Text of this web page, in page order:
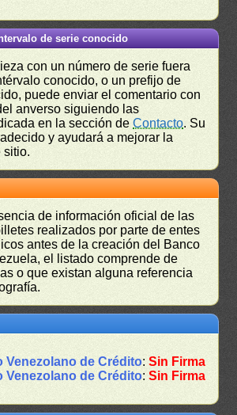
de serie conocido
con un número de serie fuera
conocido, o un prefijo de
puede enviar el comentario con
anverso siguiendo las
en la sección deContacto. Su
y ayudará a mejorar la
sitio.
de información oficial de las
realizados por parte de entes
antes de la creación del Banco
el listado comprende de
o que existan alguna referencia
Venezolano de Crédito:Sin Firma
Venezolano de Crédito:Sin Firma